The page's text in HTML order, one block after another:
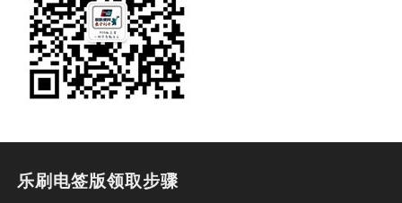
乐刷电签版领取步骤